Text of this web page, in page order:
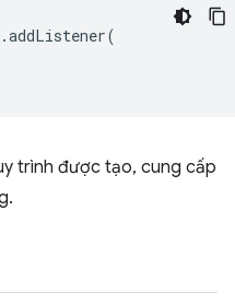
.addListener(
trình được tạo, cung cấp